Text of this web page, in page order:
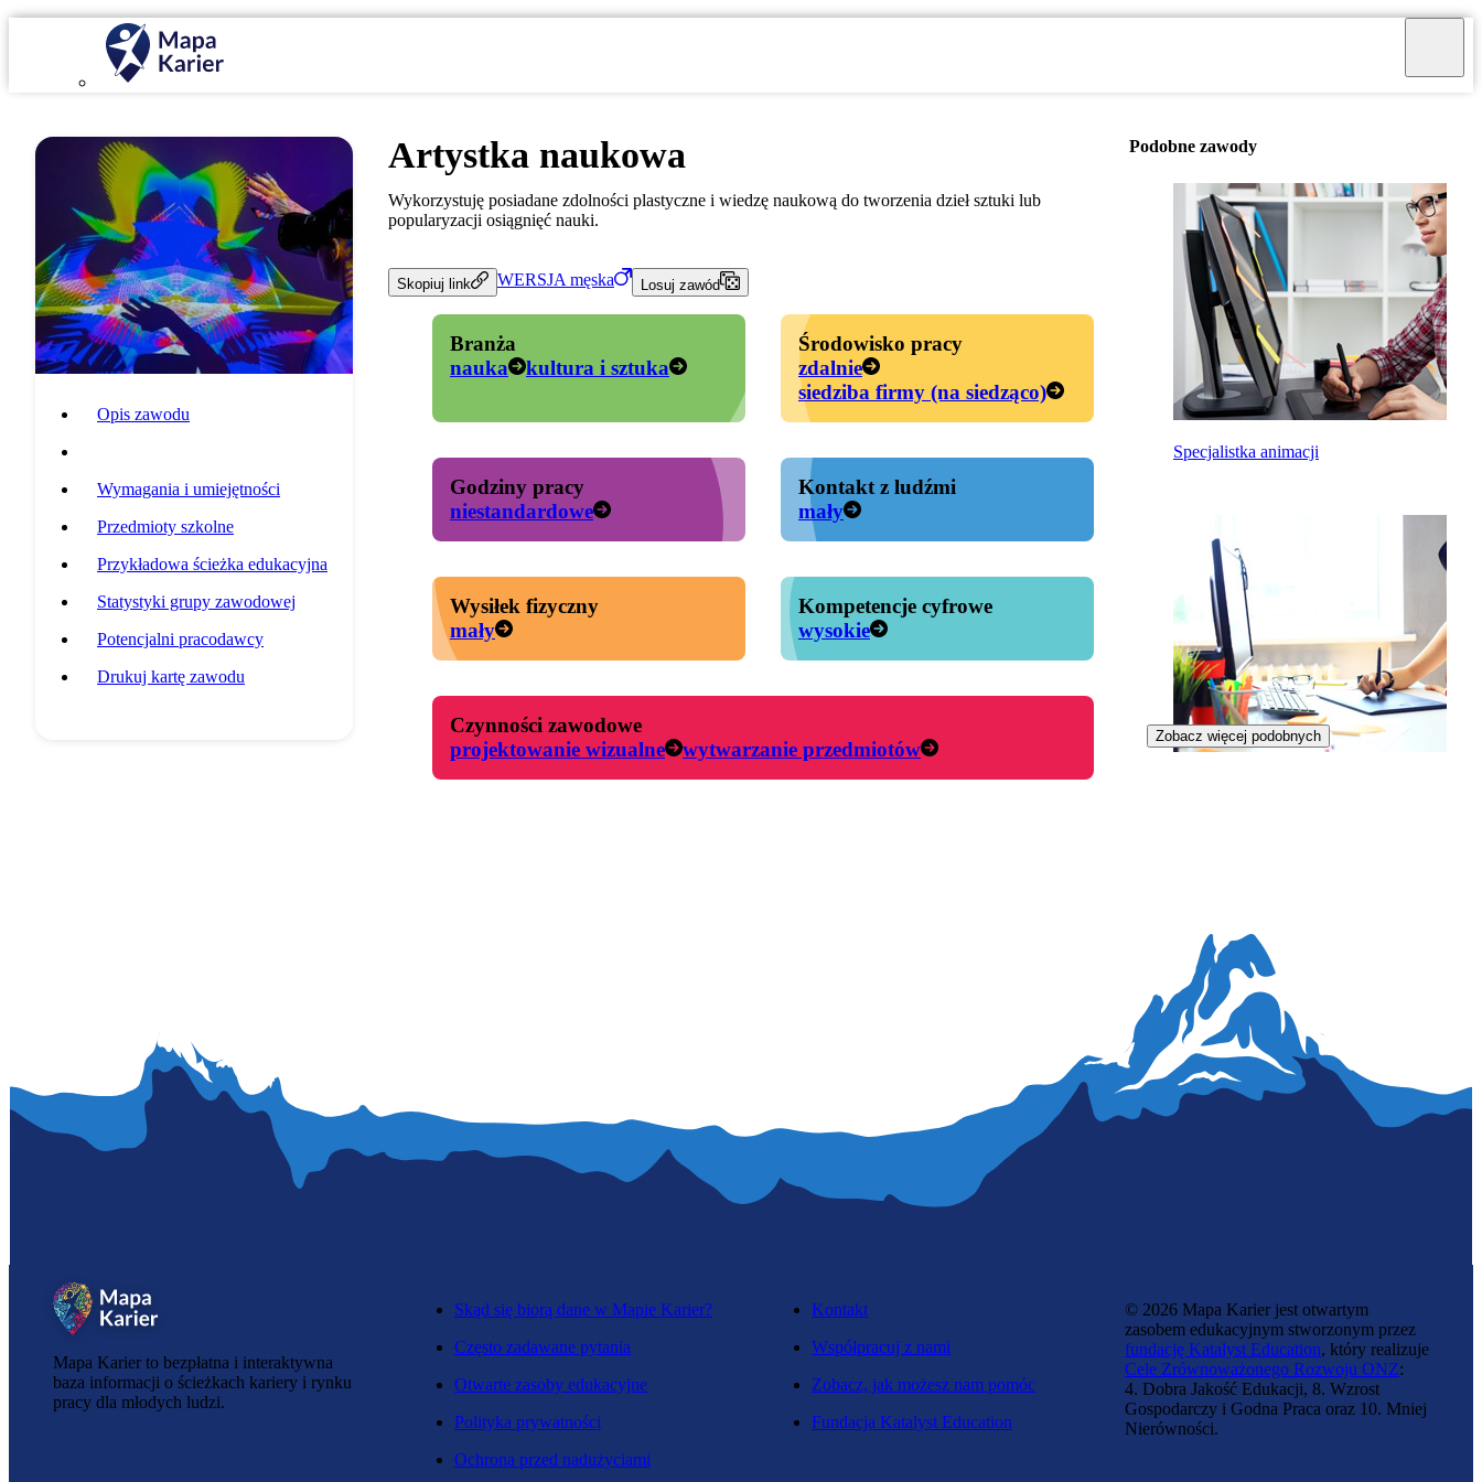
Opis zawodu
Wymagania i umiejętności
Przedmioty szkolne
Przykładowa ścieżka edukacyjna
Statystyki grupy zawodowej
Potencjalni pracodawcy
Drukuj kartę zawodu
Artystka naukowa
Wykorzystuję posiadane zdolności plastyczne i wiedzę naukową do tworzenia dzieł sztuki lub
popularyzacji osiągnięć nauki.
Skopiuj link WERSJA męska Losuj zawód
Branża
nauka
kultura i sztuka
Środowisko pracy
zdalnie
siedziba firmy (na siedząco)
Godziny pracy
niestandardowe
Kontakt z ludźmi
mały
Wysiłek fizyczny
mały
Kompetencje cyfrowe
wysokie
Czynności zawodowe
projektowanie wizualne
wytwarzanie przedmiotów
Podobne zawody
Specjalistka animacji
Kartografka
Zawód przyszłości
Zobacz więcej podobnych
Mapa Karier to bezpłatna i interaktywna
baza informacji o ścieżkach kariery i rynku
pracy dla młodych ludzi.
Skąd się biorą dane w Mapie Karier?
Często zadawane pytania
Otwarte zasoby edukacyjne
Polityka prywatności
Ochrona przed nadużyciami
Kontakt
Współpracuj z nami
Zobacz, jak możesz nam pomóc
Fundacja Katalyst Education
© 2026 Mapa Karier jest otwartym
zasobem edukacyjnym stworzonym przez
fundację Katalyst Education, który realizuje
Cele Zrównoważonego Rozwoju ONZ:
4. Dobra Jakość Edukacji, 8. Wzrost
Gospodarczy i Godna Praca oraz 10. Mniej
Nierówności.